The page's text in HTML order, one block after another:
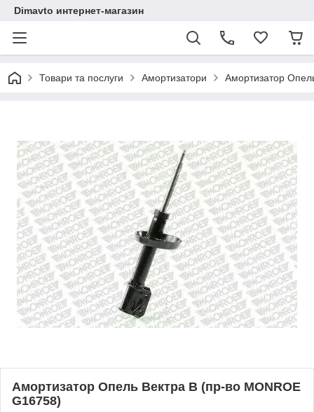
Dimavto интернет-магазин
Товари та послуги Амортизатори Амортизатор
Амортизатор Опель Вектра B (пр-во MONROE
G16758)